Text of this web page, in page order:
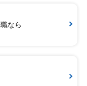
なら